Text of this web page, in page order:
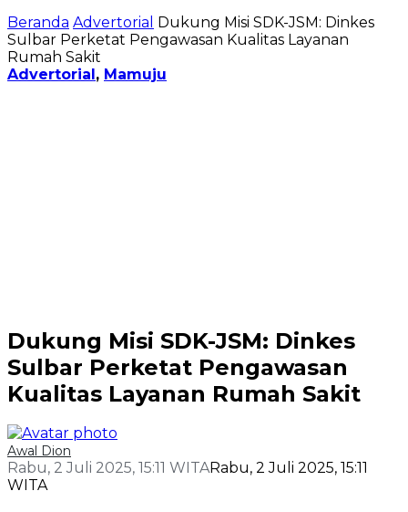
Beranda Advertorial Dukung Misi SDK-JSM: Dinkes
Sulbar Perketat Pengawasan Kualitas Layanan
Rumah Sakit
Advertorial, Mamuju
Dukung Misi SDK-JSM: Dinkes
Sulbar Perketat Pengawasan
Kualitas Layanan Rumah Sakit
Awal Dion
Rabu, 2 Juli 2025, 15:11 WITARabu, 2 Juli 2025, 15:11
WITA